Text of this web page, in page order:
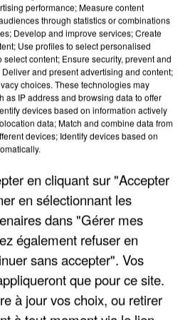
DE LA DZ MAFIA
performance; Measure content
through statistics or combinations
Develop and improve services; Create
Use profiles to select personalised
content; Ensure security, prevent and
and present advertising and content;
choices. These technologies may
as IP address and browsing data to offer
devices based on information actively
data; Match and combine data from
devices; Identify devices based on
en cliquant sur "Accepter
en sélectionnant les
dans "Gérer mes
également refuser en
sans accepter". Vos
que pour ce site.
à jour vos choix, ou retirer